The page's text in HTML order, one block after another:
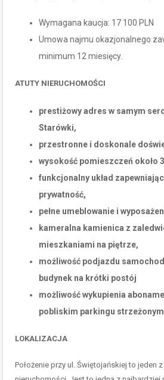
Wymagana kaucja: 17 100 PLN
Umowa najmu okazjonalnego
minimum 12 miesięcy.
ATUTY NIERUCHOMOŚCI
prestiżowy adres w samym
Starówki,
przestronne i doskonale
wysokość pomieszczeń około
funkcjonalny układ
prywatność,
pełne umeblowanie i
kameralna kamienica z
mieszkaniami na piętrze,
możliwość podjazdu
budynek na krótki postój
możliwość wykupienia
pobliskim parkingu
LOKALIZACJA
Położenie przy ul. Świętojańskiej to jeden